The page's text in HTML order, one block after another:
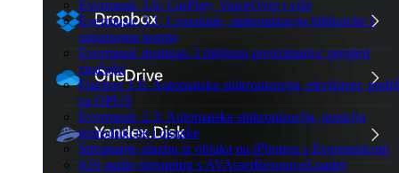
Evermusic 3.6: CarPlay, VoiceOver i više
Evermusic 3.1: Crossfade, sinkronizacija biblioteke i
sigurnosna kopija
Evermusic dostigao 3 milijuna preuzimanja: pregled
značajki
Flacbox 1.6: Automatska sinkronizacija, ekvilajzer,
za OPUS
Evermusic 2.3: Automatska sinkronizacija, pozicija
reprodukcije i oznake
Streamajte glazbu iz oblaka na iPhoneu s Evermusicom
iOS audio streaming s AVAssetResourceLoader